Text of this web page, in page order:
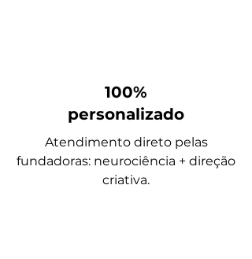
100%
personalizado
Atendimento direto pelas
fundadoras: neurociência + direção
criativa.